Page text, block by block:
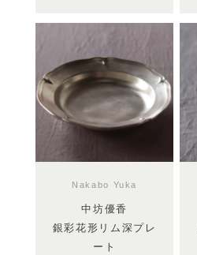
Nakabo Yuka
中坊優香
銀彩花形リム深プレ
ート